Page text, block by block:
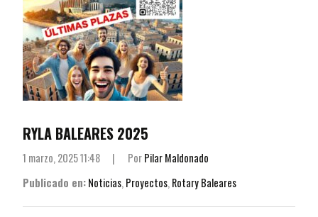
RYLA BALEARES 2025
1 marzo, 2025 11:48 | PorPilar Maldonado
Publicado en:Noticias, Proyectos, Rotary Baleares